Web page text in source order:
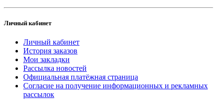
Личный кабинет
Личный кабинет
История заказов
Мои закладки
Рассылка новостей
Официальная платёжная страница
Согласие на получение информационных и рекламных
рассылок